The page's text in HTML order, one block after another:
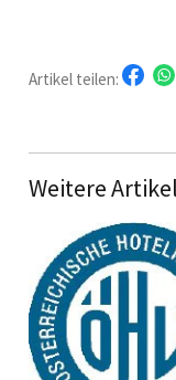
Artikel teilen:
Weitere